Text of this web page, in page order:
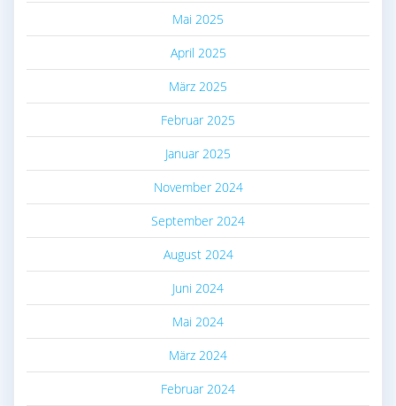
Mai 2025
April 2025
März 2025
Februar 2025
Januar 2025
November 2024
September 2024
August 2024
Juni 2024
Mai 2024
März 2024
Februar 2024